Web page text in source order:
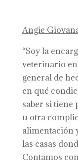
Angie
“Soy la
veterinario
general de
en qué
saber si tiene
u otra
alimentación
las casas
Contamos